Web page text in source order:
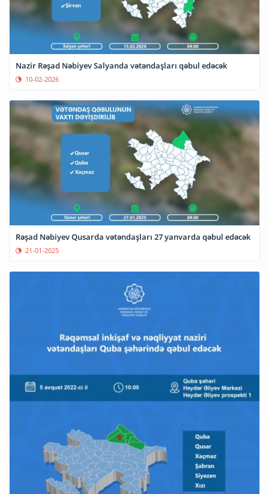
Nazir Rəşad Nəbiyev Salyanda vətəndaşları qəbul edəcək
10-02-2026
Rəşad Nəbiyev Qusarda vətəndaşları 27 yanvarda qəbul edəcək
21-01-2025